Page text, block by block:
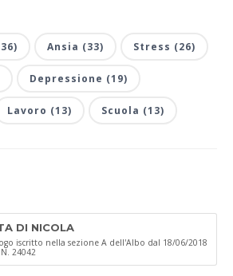
Ansia (33) Stress (26)
Depressione (19)
Lavoro (13) Scuola (13)
DI NICOLA
iscritto nella sezione A dell'Albo dal 18/06/2018
24042